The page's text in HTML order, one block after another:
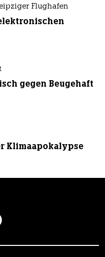
Flughafen
gegen Beugehaft
Klimaapokalypse